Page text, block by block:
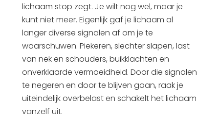
lichaam stop zegt. Je wilt nog wel, maar je
kunt niet meer. Eigenlijk gaf je lichaam al
langer diverse signalen af om je te
waarschuwen. Piekeren, slechter slapen, last
van nek en schouders, buikklachten en
onverklaarde vermoeidheid. Door die signalen
te negeren en door te blijven gaan, raak je
uiteindelijk overbelast en schakelt het lichaam
vanzelf uit.